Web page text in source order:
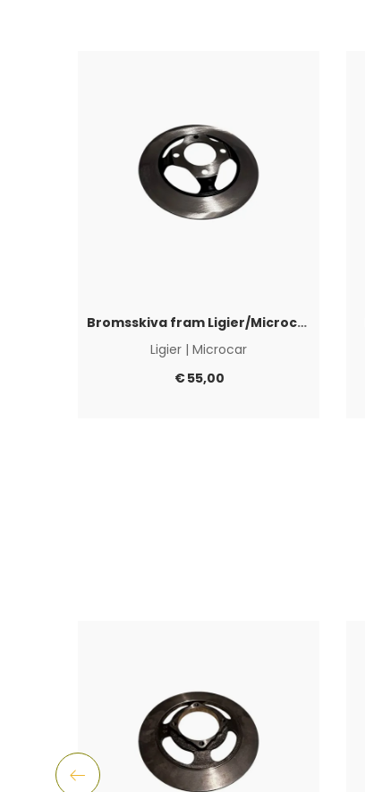
Bromsskiva fram Ligier/Microcar
Ligier | Microcar
€55,00